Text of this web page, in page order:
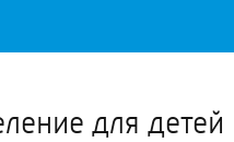
для детей